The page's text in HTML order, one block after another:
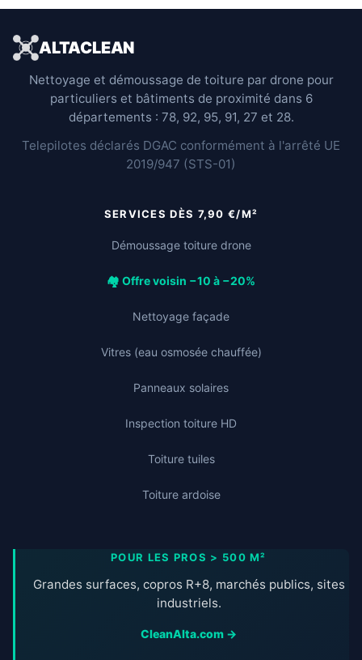
ALTACLEAN
Nettoyage et démoussage de toiture par drone pour
particuliers et bâtiments de proximité dans 6
départements : 78, 92, 95, 91, 27 et 28.
Telepilotes déclarés DGAC conformément à l'arrêté UE
2019/947 (STS-01)
SERVICES DÈS 7,90 €/M²
Démoussage toiture drone
🏘️ Offre voisin −10 à −20%
Nettoyage façade
Vitres (eau osmosée chauffée)
Panneaux solaires
Inspection toiture HD
Toiture tuiles
Toiture ardoise
POUR LES PROS > 500 M²
Grandes surfaces, copros R+8, marchés publics, sites
industriels.
CleanAlta.com →